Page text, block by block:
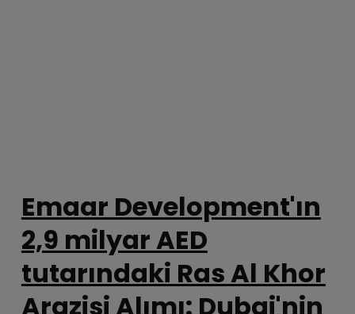
Emaar Development'ın
2,9 milyar AED
tutarındaki Ras Al Khor
Arazisi Alımı: Dubai'nin